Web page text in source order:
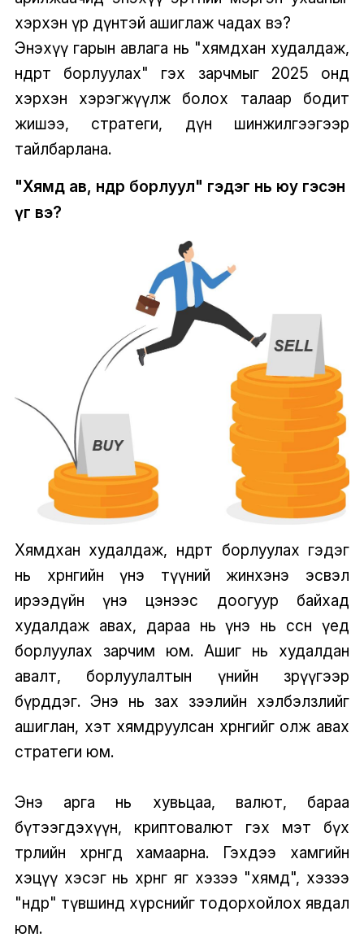
хэрхэн үр дүнтэй ашиглаж чадах вэ?
Энэхүү гарын авлага нь "хямдхан худалдаж,
өндөрт борлуулах" гэх зарчмыг 2025 онд
хэрхэн хэрэгжүүлж болох талаар бодит
жишээ, стратеги, дүн шинжилгээгээр
тайлбарлана.
"Хямд ав, өндөр борлуул" гэдэг нь юу гэсэн
үг вэ?
Хямдхан худалдаж, өндөрт борлуулах гэдэг
нь хөрөнгийн үнэ түүний жинхэнэ эсвэл
ирээдүйн үнэ цэнээс доогуур байхад
худалдаж авах, дараа нь үнэ нь өссөн үед
борлуулах зарчим юм. Ашиг нь худалдан
авалт, борлуулалтын үнийн зөрүүгээр
бүрддэг. Энэ нь зах зээлийн хэлбэлзлийг
ашиглан, хэт хямдруулсан хөрөнгийг олж авах
стратеги юм.
Энэ арга нь хувьцаа, валют, бараа
бүтээгдэхүүн, криптовалют гэх мэт бүх
төрлийн хөрөнгөд хамаарна. Гэхдээ хамгийн
хэцүү хэсэг нь хөрөнгө яг хэзээ "хямд", хэзээ
"өндөр" түвшинд хүрснийг тодорхойлох явдал
юм.